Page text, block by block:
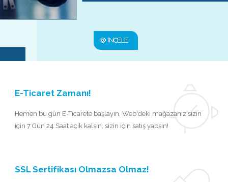
İNCELE
E-Ticaret Zamanı!
Hemen bu gün E-Ticarete başlayın, Web'deki mağazanız sizin
için 7 Gün 24 Saat açık kalsın, sizin için satış yapsın!
SSL Sertifikası Olmazsa Olmaz!